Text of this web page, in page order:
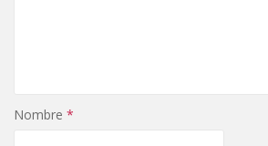
Nombre *